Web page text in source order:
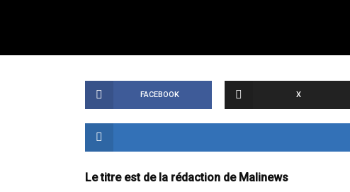
FACEBOOK X
Le titre est de la rédaction de Malinews